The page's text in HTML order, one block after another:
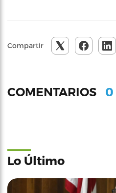
Compartir
COMENTARIOS 0
Lo Último